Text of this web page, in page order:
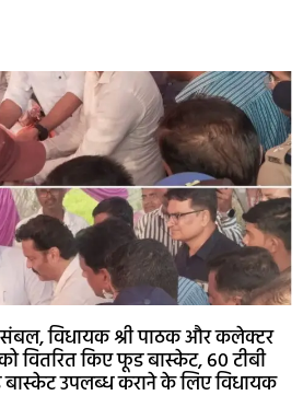
विधायक श्री पाठक और कलेक्टर
को वितरित किए फूड बास्केट, 60 टीबी
उपलब्ध कराने के लिए विधायक